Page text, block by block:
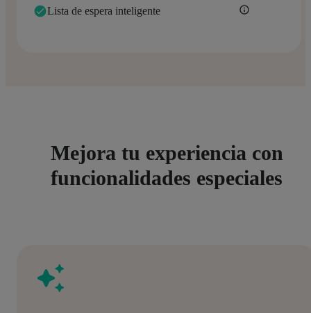
Lista de espera inteligente
Mejora tu experiencia con
funcionalidades especiales